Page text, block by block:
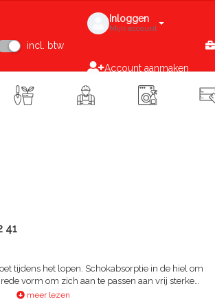
incl. btw
Inloggen
Mijn account
Account aanmaken
41
tijdens het lopen. Schokabsorptie in de hiel om
vorm om zich aan te passen aan vrij sterke
met dubbele dichtheid. Gevoerde kraag voor
meer lezen